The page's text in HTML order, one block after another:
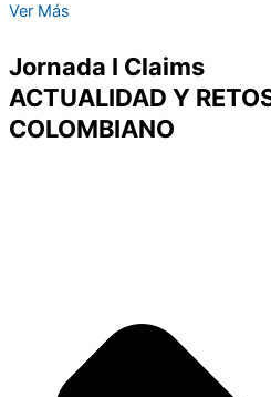
Ver Más
Jornada I Claims
ACTUALIDAD Y
COLOMBIANO